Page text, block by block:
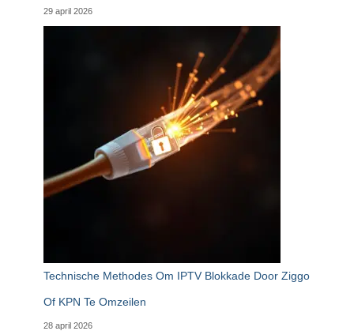
29 april 2026
Technische Methodes Om IPTV Blokkade Door Ziggo
Of KPN Te Omzeilen
28 april 2026